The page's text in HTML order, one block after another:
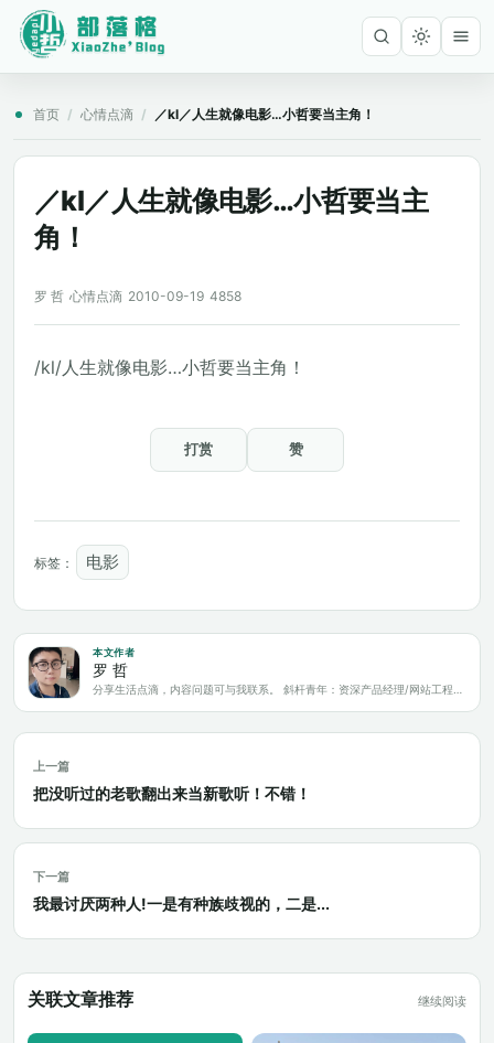
首页 / 心情点滴 / ／kl／人生就像电影…小哲要当主角！
／kl／人生就像电影…小哲要当主
角！
罗 哲 心情点滴 2010-09-19 4858
/kl/人生就像电影…小哲要当主角！
打赏 赞
标签： 电影
本文作者
罗 哲
上一篇
把没听过的老歌翻出来当新歌听！不错！
下一篇
我最讨厌两种人!一是有种族歧视的，二是...
关联文章推荐 继续阅读